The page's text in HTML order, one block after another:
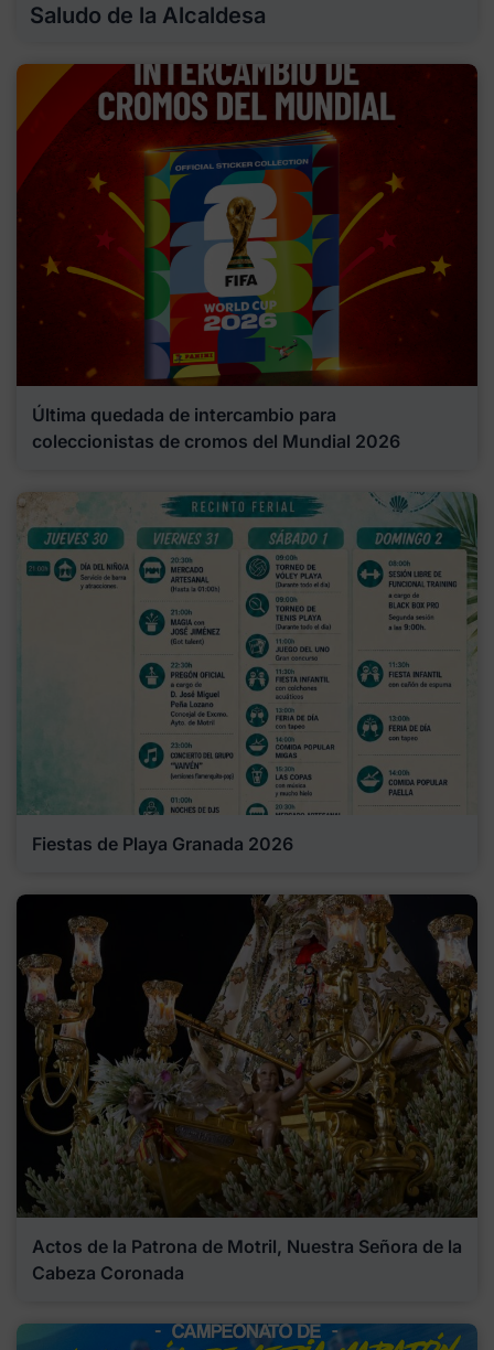
Saludo de la Alcaldesa
Última quedada de intercambio para
coleccionistas de cromos del Mundial 2026
Fiestas de Playa Granada 2026
Actos de la Patrona de Motril, Nuestra Señora de la
Cabeza Coronada